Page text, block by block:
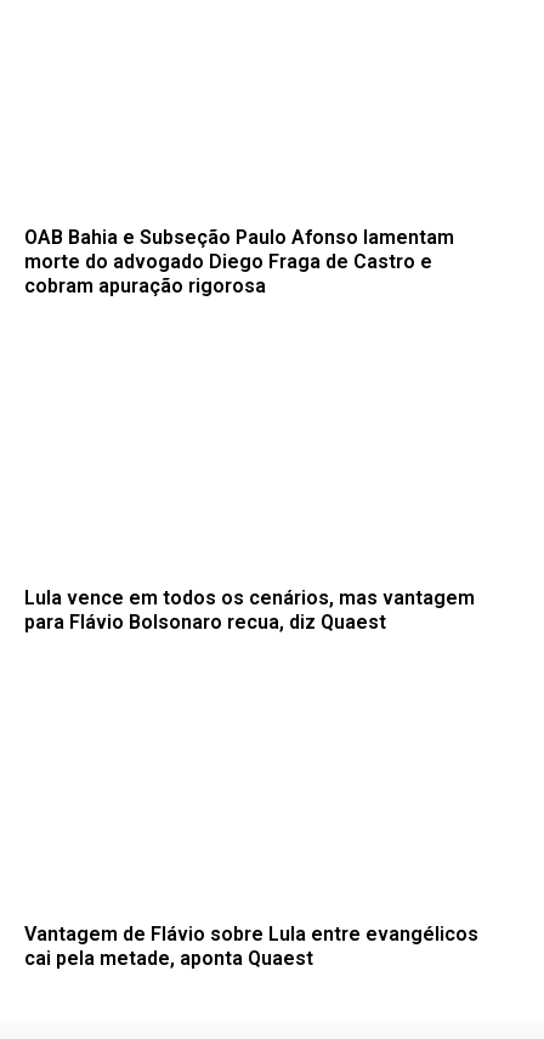
OAB Bahia e Subseção Paulo Afonso lamentam
morte do advogado Diego Fraga de Castro e
cobram apuração rigorosa
Lula vence em todos os cenários, mas vantagem
para Flávio Bolsonaro recua, diz Quaest
Vantagem de Flávio sobre Lula entre evangélicos
cai pela metade, aponta Quaest